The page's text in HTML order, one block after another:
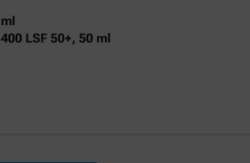
LSF 50+, 50 ml